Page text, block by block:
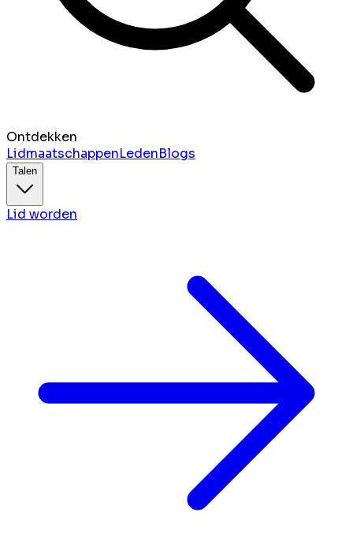
Ontdekken
LidmaatschappenLedenBlogs
Talen
Lid worden